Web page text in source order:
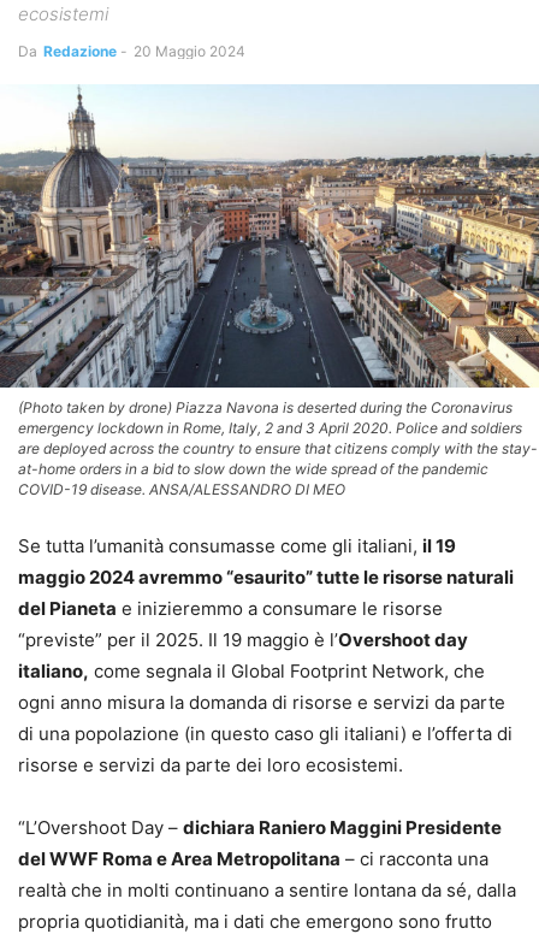
ecosistemi
Da Redazione - 20 Maggio 2024
(Photo taken by drone) Piazza Navona is deserted during the Coronavirus
emergency lockdown in Rome, Italy, 2 and 3 April 2020. Police and soldiers
are deployed across the country to ensure that citizens comply with the stay-
at-home orders in a bid to slow down the wide spread of the pandemic
COVID-19 disease. ANSA/ALESSANDRO DI MEO
Se tutta l’umanità consumasse come gli italiani, il 19
maggio 2024 avremmo “esaurito” tutte le risorse naturali
del Pianeta e inizieremmo a consumare le risorse
“previste” per il 2025. Il 19 maggio è l’Overshoot day
italiano, come segnala il Global Footprint Network, che
ogni anno misura la domanda di risorse e servizi da parte
di una popolazione (in questo caso gli italiani) e l’offerta di
risorse e servizi da parte dei loro ecosistemi.
“L’Overshoot Day – dichiara Raniero Maggini Presidente
del WWF Roma e Area Metropolitana – ci racconta una
realtà che in molti continuano a sentire lontana da sé, dalla
propria quotidianità, ma i dati che emergono sono frutto